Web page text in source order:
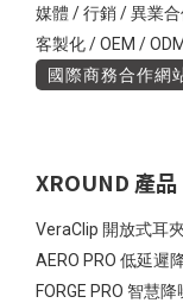
媒體 / 行銷 / 異業
客製化 / OEM /
國際商務合作網
XROUND 產品
VeraClip 開放式耳
AERO PRO 低延遲
FORGE PRO 智慧